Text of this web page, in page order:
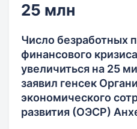
25 млн
Число безработных
финансового
увеличиться на 25
заявил генсек
экономического
развития (ОЭСР)